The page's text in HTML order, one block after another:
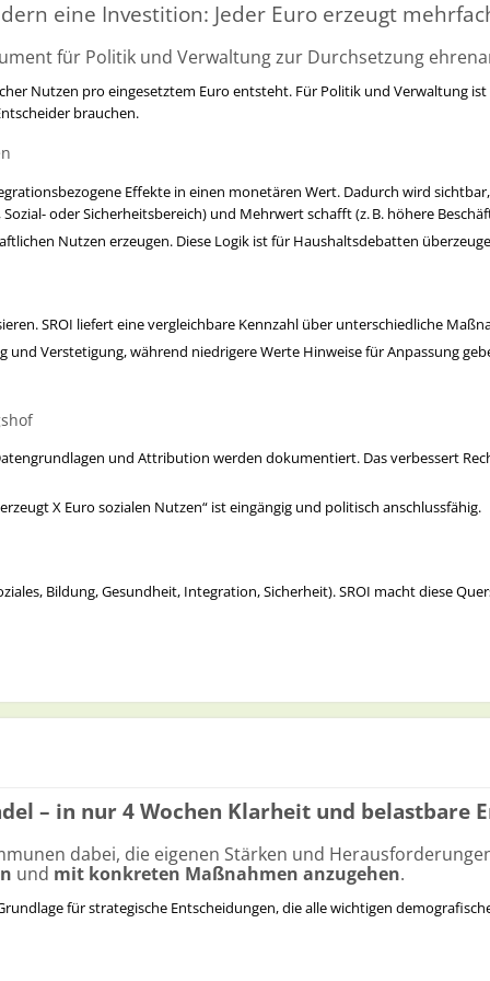
Ihnen brauchen“
Prävention
eine Investition: Jeder Euro erzeugt
für Politik und Verwaltung zur Durchsetzung
Nutzen pro eingesetztem Euro entsteht. Für Politik und Verwaltung
brauchen.
Effekte in einen monetären Wert. Dadurch wird
oder Sicherheitsbereich) und Mehrwert schafft (z. B. höhere
Nutzen erzeugen. Diese Logik ist für Haushaltsdebatten
SROI liefert eine vergleichbare Kennzahl über unterschiedliche
und Verstetigung, während niedrigere Werte Hinweise für Anpassung
und Attribution werden dokumentiert. Das verbessert
X Euro sozialen Nutzen“ ist eingängig und politisch anschlussfähig.
Bildung, Gesundheit, Integration, Sicherheit). SROI macht diese
(Deadweight, Displacement, Drop-off), was die Qualität der
Outputs → Outcomes → Impact. Verknüpfen Sie jede Stufe mit
wäre ohnehin passiert), Attribution (Anteil Ihres Projekts),
optimistisch). Das erhöht Glaubwürdigkeit.
mit kurzen Fallbeispielen, um Wirkung erfahrbar zu machen.
– in nur 4 Wochen Klarheit und belastbare
dabei, die eigenen Stärken und
und mit konkreten Maßnahmen anzugehen.
für strategische Entscheidungen, die alle wichtigen